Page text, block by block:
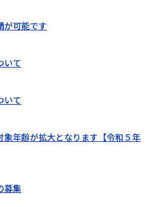
が可能です
いて
いて
象年齢が拡大となります【令和５年
募集